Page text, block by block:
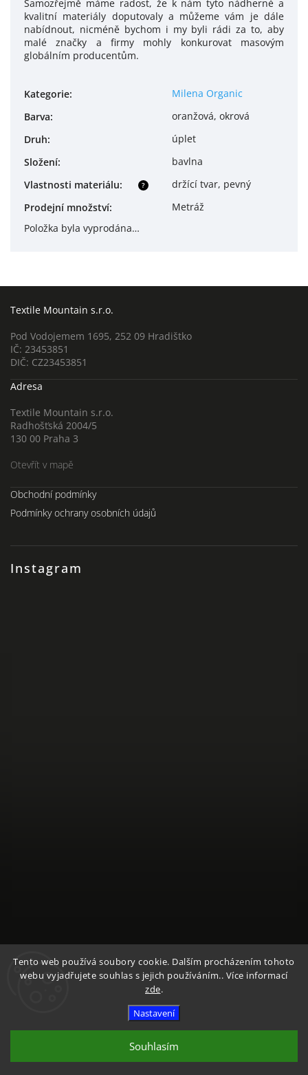
Tento web používá soubory cookie. Dalším procházením tohoto
webu vyjadřujete souhlas s jejich používáním.. Více informací
zde.
Nastavení
Souhlasím
Samozřejmě máme radost, že k nám tyto nádherné a
kvalitní materiály doputovaly a můžeme vám je dále
nabídnout, nicméně bychom i my byli rádi za to, aby
malé značky a firmy mohly konkurovat masovým
globálním producentům.
Kategorie:
Milena Organic
Barva:
oranžová, okrová
Druh:
úplet
Složení: bavlna
?
Vlastnosti materiálu:
držící tvar, pevný
Prodejní množství:
Metráž
Položka byla vyprodána…
Textile Mountain s.r.o.
Pod Vodojemem 1695, 252 09 Hradištko
IČ: 23453851
DIČ: CZ23453851
Adresa
Textile Mountain s.r.o.
Radhošťská 2004/5
130 00 Praha 3
Otevřít v mapě
Instagram
Sledovat na Instagramu
Obchodní podmínky
Podmínky ochrany osobních údajů
vyhrazena.